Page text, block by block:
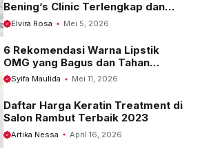
Bening’s Clinic Terlengkap dan
Terbaru 2023
Elvira Rosa Mei 5, 2026
6 Rekomendasi Warna Lipstik
OMG yang Bagus dan Tahan
Seharian
Syifa Maulida Mei 11, 2026
Daftar Harga Keratin Treatment di
Salon Rambut Terbaik 2023
Artika Nessa April 16, 2026